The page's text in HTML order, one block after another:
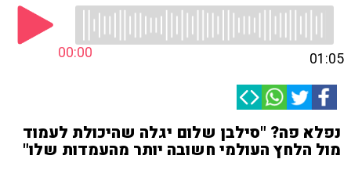
00:00 01:05
נפלא פה? "סילבן שלום יגלה שהיכולת לעמוד
מול הלחץ העולמי חשובה יותר מהעמדות שלו"